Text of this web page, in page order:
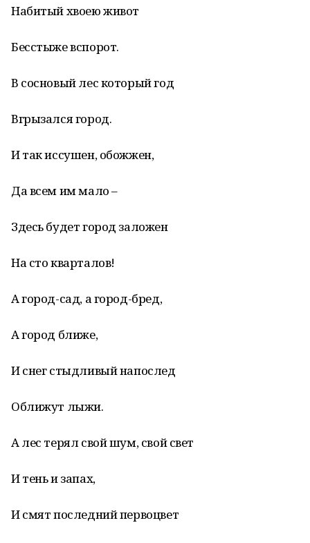
Набитый хвоею живот
Бесстыже вспорот.
В сосновый лес который год
Вгрызался город.
И так иссушен, обожжен,
Да всем им мало –
Здесь будет город заложен
На сто кварталов!
А город-сад, а город-бред,
А город ближе,
И снег стыдливый напослед
Оближут лыжи.
А лес терял свой шум, свой свет
И тень и запах,
И смят последний первоцвет